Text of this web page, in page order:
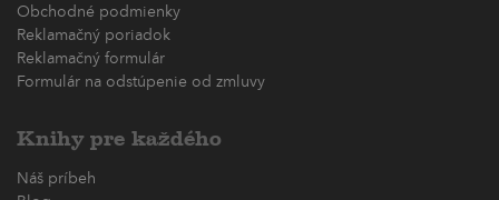
Obchodné podmienky
Reklamačný poriadok
Reklamačný formulár
Formulár na odstúpenie od zmluvy
Knihy pre každého
Náš príbeh